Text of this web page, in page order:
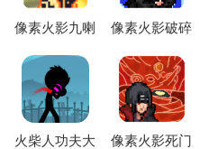
像素火影九喇
素火影(测试))
像素火影破碎
(旅行篇 一周
年))
火柴人功夫大
像素火影死门